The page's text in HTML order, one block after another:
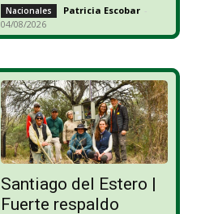
Nacionales Patricia Escobar -
04/08/2026
Santiago del Estero |
Fuerte respaldo